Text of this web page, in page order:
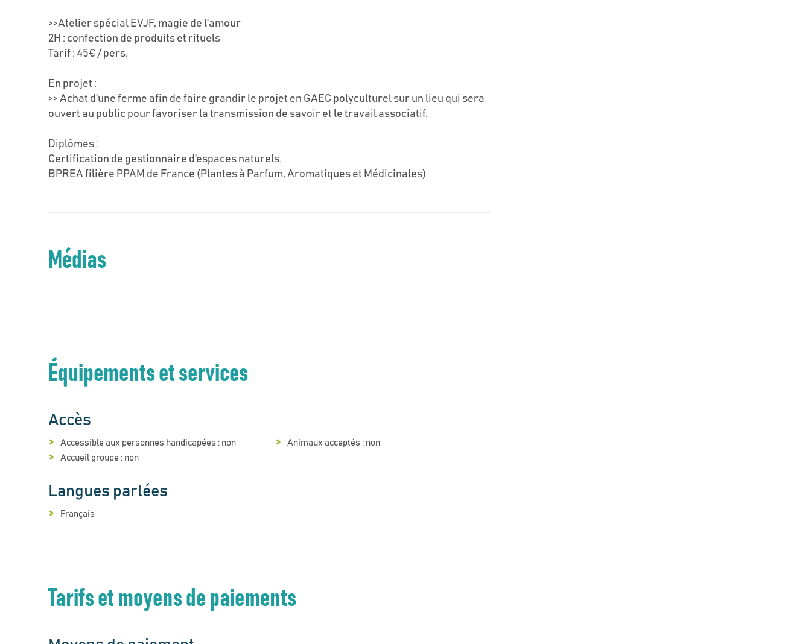
>>Atelier spécial EVJF, magie de l'amour
2H : confection de produits et rituels
Tarif : 45€ / pers.
En projet :
>> Achat d'une ferme afin de faire grandir le projet en GAEC polyculturel sur un lieu qui sera
ouvert au public pour favoriser la transmission de savoir et le travail associatif.
Diplômes :
Certification de gestionnaire d'espaces naturels.
BPREA filière PPAM de France (Plantes à Parfum, Aromatiques et Médicinales)
Médias
Équipements et services
Accès
Accessible aux personnes handicapées : non
Accueil groupe : non
Animaux acceptés : non
Langues parlées
Français
Tarifs et moyens de paiements